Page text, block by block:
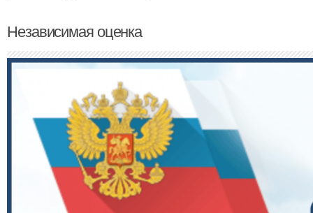
Независимая оценка